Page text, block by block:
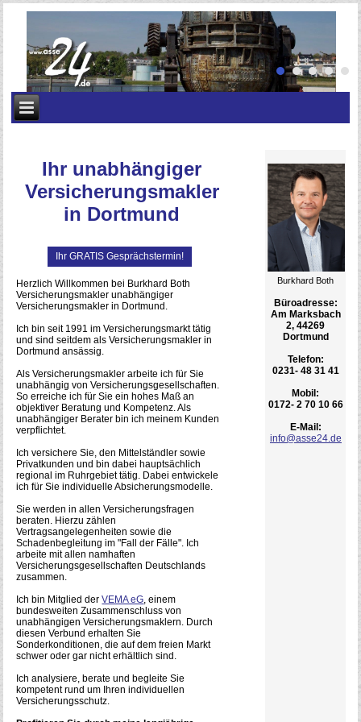
Ihr unabhängiger
Versicherungsmakler
in Dortmund
Ihr GRATIS Gesprächstermin!
Herzlich Willkommen bei Burkhard Both
Versicherungsmakler unabhängiger
Versicherungsmakler in Dortmund.
Ich bin seit 1991 im Versicherungsmarkt tätig
und sind seitdem als Versicherungsmakler in
Dortmund ansässig.
Als Versicherungsmakler arbeite ich für Sie
unabhängig von Versicherungsgesellschaften.
So erreiche ich für Sie ein hohes Maß an
objektiver Beratung und Kompetenz. Als
unabhängiger Berater bin ich meinem Kunden
verpflichtet.
Ich versichere Sie, den Mittelständler sowie
Privatkunden und bin dabei hauptsächlich
regional im Ruhrgebiet tätig. Dabei entwickele
ich für Sie individuelle Absicherungsmodelle.
Sie werden in allen Versicherungsfragen
beraten. Hierzu zählen
Vertragsangelegenheiten sowie die
Schadenbegleitung im "Fall der Fälle". Ich
arbeite mit allen namhaften
Versicherungsgesellschaften Deutschlands
zusammen.
Ich bin Mitglied derVEMA eG, einem
bundesweiten Zusammenschluss von
unabhängigen Versicherungsmaklern. Durch
diesen Verbund erhalten Sie
Sonderkonditionen, die auf dem freien Markt
schwer oder gar nicht erhältlich sind.
Ich analysiere, berate und begleite Sie
kompetent rund um Ihren individuellen
Versicherungsschutz.
Burkhard Both
Büroadresse:
Am Marksbach
2, 44269
Dortmund
Telefon:
0231- 48 31 41
Mobil:
0172- 2 70 10 66
E-Mail:
info@asse24.de